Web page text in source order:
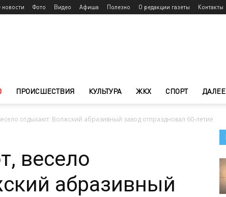
новости Фото Видео Афиша Полезно О редакции газеты Контакты
ПРОИСШЕСТВИЯ КУЛЬТУРА ЖКХ СПОРТ ДАЛЕЕ
отдыхают: Волжский абразивный завод отпраздновал 60-летие
весело
абразивный